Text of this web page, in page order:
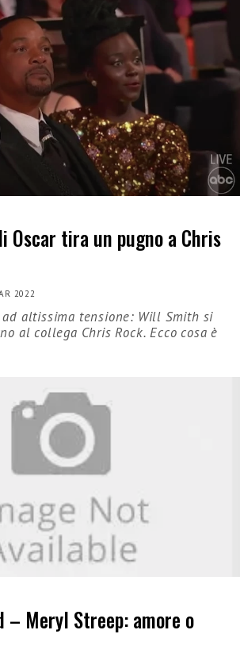
Oscar tira un pugno a Chris
2022
altissima tensione: Will Smith si
al collega Chris Rock. Ecco cosa è
– Meryl Streep: amore o